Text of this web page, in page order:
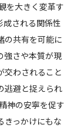
を大きく変革す
成される関係性
の共有を可能に
強さや本質が現
交わされること
逃避と捉えられ
神の安寧を促す
きっかけにもな